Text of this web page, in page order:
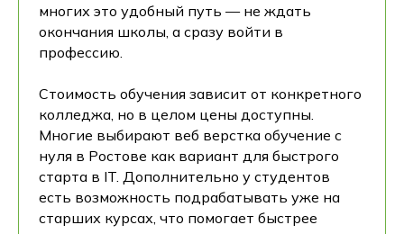
многих это удобный путь — не ждать
окончания школы, а сразу войти в
профессию.
Стоимость обучения зависит от конкретного
колледжа, но в целом цены доступны.
Многие выбирают веб верстка обучение с
нуля в Ростове как вариант для быстрого
старта в IT. Дополнительно у студентов
есть возможность подрабатывать уже на
старших курсах, что помогает быстрее